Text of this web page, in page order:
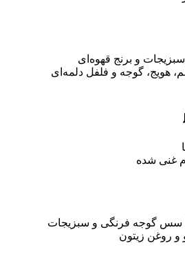
سبزیجات و برنج قهوه‌ای
هویج، گوجه و فلفل دلمه‌ای
غنی شده
سس گوجه فرنگی و سبزیجات
و روغن زیتون